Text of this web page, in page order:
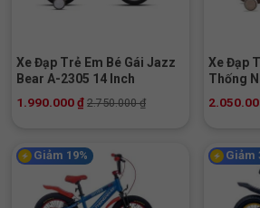
Xe Đạp Trẻ Em Bé Gái Jazz
Bear A-2305 14 Inch
1.990.000₫ 2.750.000₫
Xe Đạp
Thống
Giảm 19% Giảm